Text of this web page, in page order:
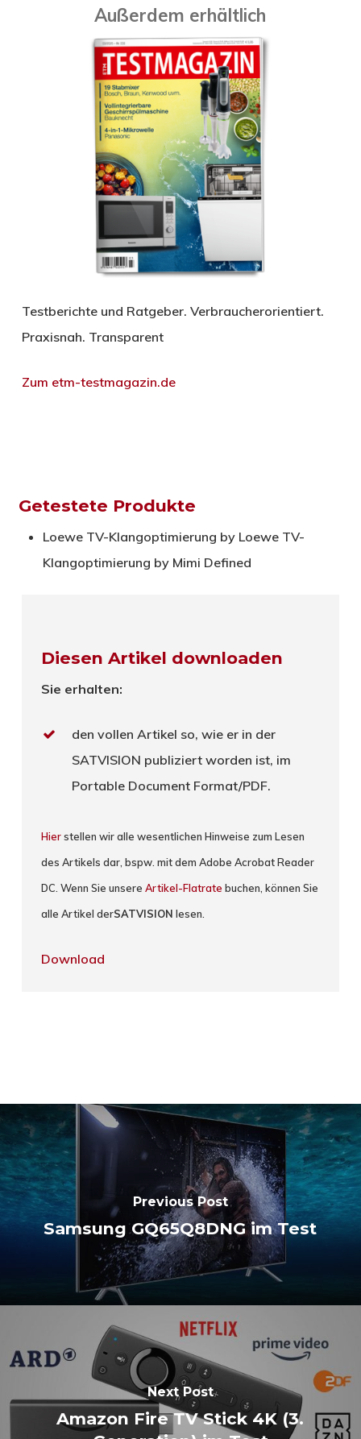
Außerdem erhältlich
Testberichte und Ratgeber. Verbraucherorientiert.
Praxisnah. Transparent
Zum etm-testmagazin.de
Getestete Produkte
LoeweTV-Klangoptimierung by Loewe TV-
Klangoptimierung by Mimi Defined
Diesen Artikel downloaden
Sie erhalten:
den vollen Artikel so, wie er in der
SATVISION publiziert worden ist, im
Portable Document Format/PDF.
Hierstellen wir alle wesentlichen Hinweise zum Lesen
des Artikels dar, bspw. mit dem Adobe Acrobat Reader
DC. Wenn Sie unsereArtikel-Flatrate buchen, können Sie
alle Artikel derSATVISION lesen.
Download
Previous Post
Samsung GQ65Q8DNG im Test
Next Post
Amazon Fire TV Stick 4K (3.